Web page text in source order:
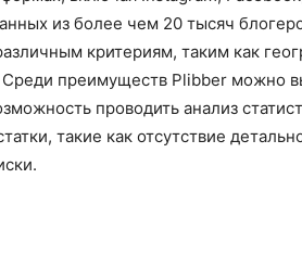
из более чем 20 тысяч
критериям, таким как
Среди преимуществ Plibber можно
проводить анализ
такие как отсутствие